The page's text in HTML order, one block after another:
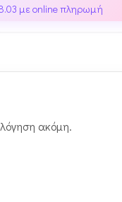
με online πληρωμή
ακόμη.